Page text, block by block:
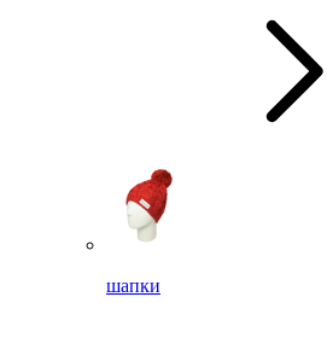
шапки